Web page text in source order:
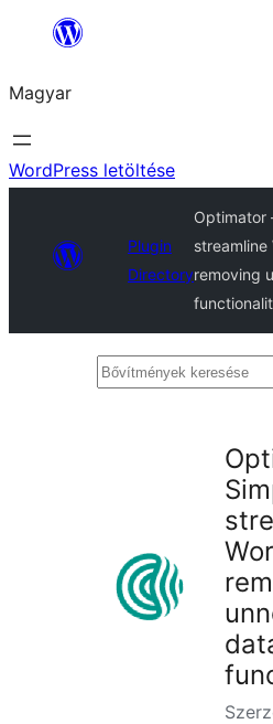
Ugrás
tartalomhoz
Magyar
WordPress letöltése
Plugin
Directory
Optimator
streamline
removing
Bővítmények